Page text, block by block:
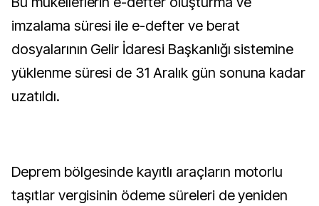
imzalama süresi ile e-defter ve berat
dosyalarının Gelir İdaresi Başkanlığı sistemine
yüklenme süresi de 31 Aralık gün sonuna kadar
uzatıldı.
Deprem bölgesinde kayıtlı araçların motorlu
taşıtlar vergisinin ödeme süreleri de yeniden